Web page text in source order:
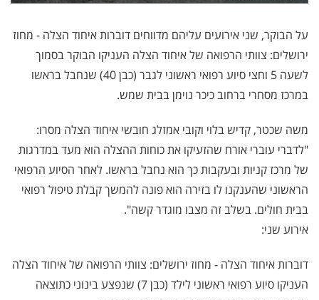
על הבוקר, שני אירועים עליהם מדווחים דוברות איחוד הצלה - מחוז
ירושלים: צוותי הרפואה של איחוד הצלה העניקו הבוקר בסמוך
לשעה 5 וחצי סיוע רפואי ראשוני לגבר (כבן 40) שנחבל בראשו
במרכז מסחרי ברחוב כיכר נוימן בבית שמש.
משה שכטר, קדיש בלוי וקובי אמזלג חובשי איחוד הצלה מסרו:
"לדברי עוברי אורח שהזעיקו את כוחות ההצלה הוא מעד במדרגות
של מרכז קניות ובעקבות כך הוא נחבל בראשו. לאחר הסיוע הרפואי
הראשוני שהענקנו לו בזירה הוא פונה להמשך קבלת טיפול רפואי
בבית חולים. בשלב זה מצבו מוגדר קשה".
אירוע שני:
דוברות איחוד הצלה - מחוז ירושלים: צוותי הרפואה של איחוד הצלה
העניקו סיוע רפואי ראשוני לילד (כבן 7) שנפצע בינוני כתוצאה